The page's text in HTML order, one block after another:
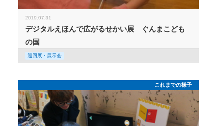
2019.07.31
デジタルえほんで広がるせかい展 ぐんまこども
の国
巡回展・展示会
これまでの様子